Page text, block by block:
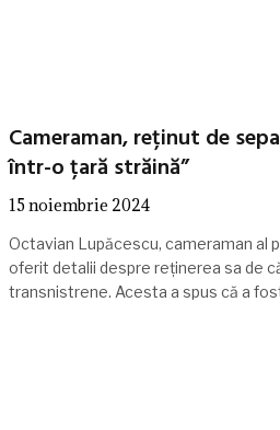
Cameraman, reținut de
într-o țară străină”
15 noiembrie 2024
Octavian Lupăcescu, cameraman al
oferit detalii despre reținerea sa de
transnistrene. Acesta a spus că a